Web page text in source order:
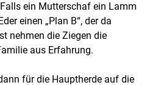
ein Mutterschaf ein Lamm
einen „Plan B“, der da
nehmen die Ziegen die
aus Erfahrung.
für die Hauptherde auf die